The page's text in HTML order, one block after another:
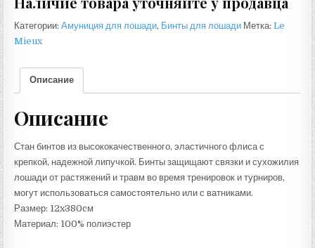
Категории:Амуниция для лошади, Бинты для лошади Метка:Le
Mieux
Описание
Описание
Стан бинтов из высококачественного, эластичного флиса с
крепкой, надежной липучкой. Бинты защищают связки и сухожилия
лошади от растяжений и травм во время тренировок и турниров,
могут использоваться самостоятельно или с ватниками.
Размер: 12x380cм
Материал: 100% полиэстер